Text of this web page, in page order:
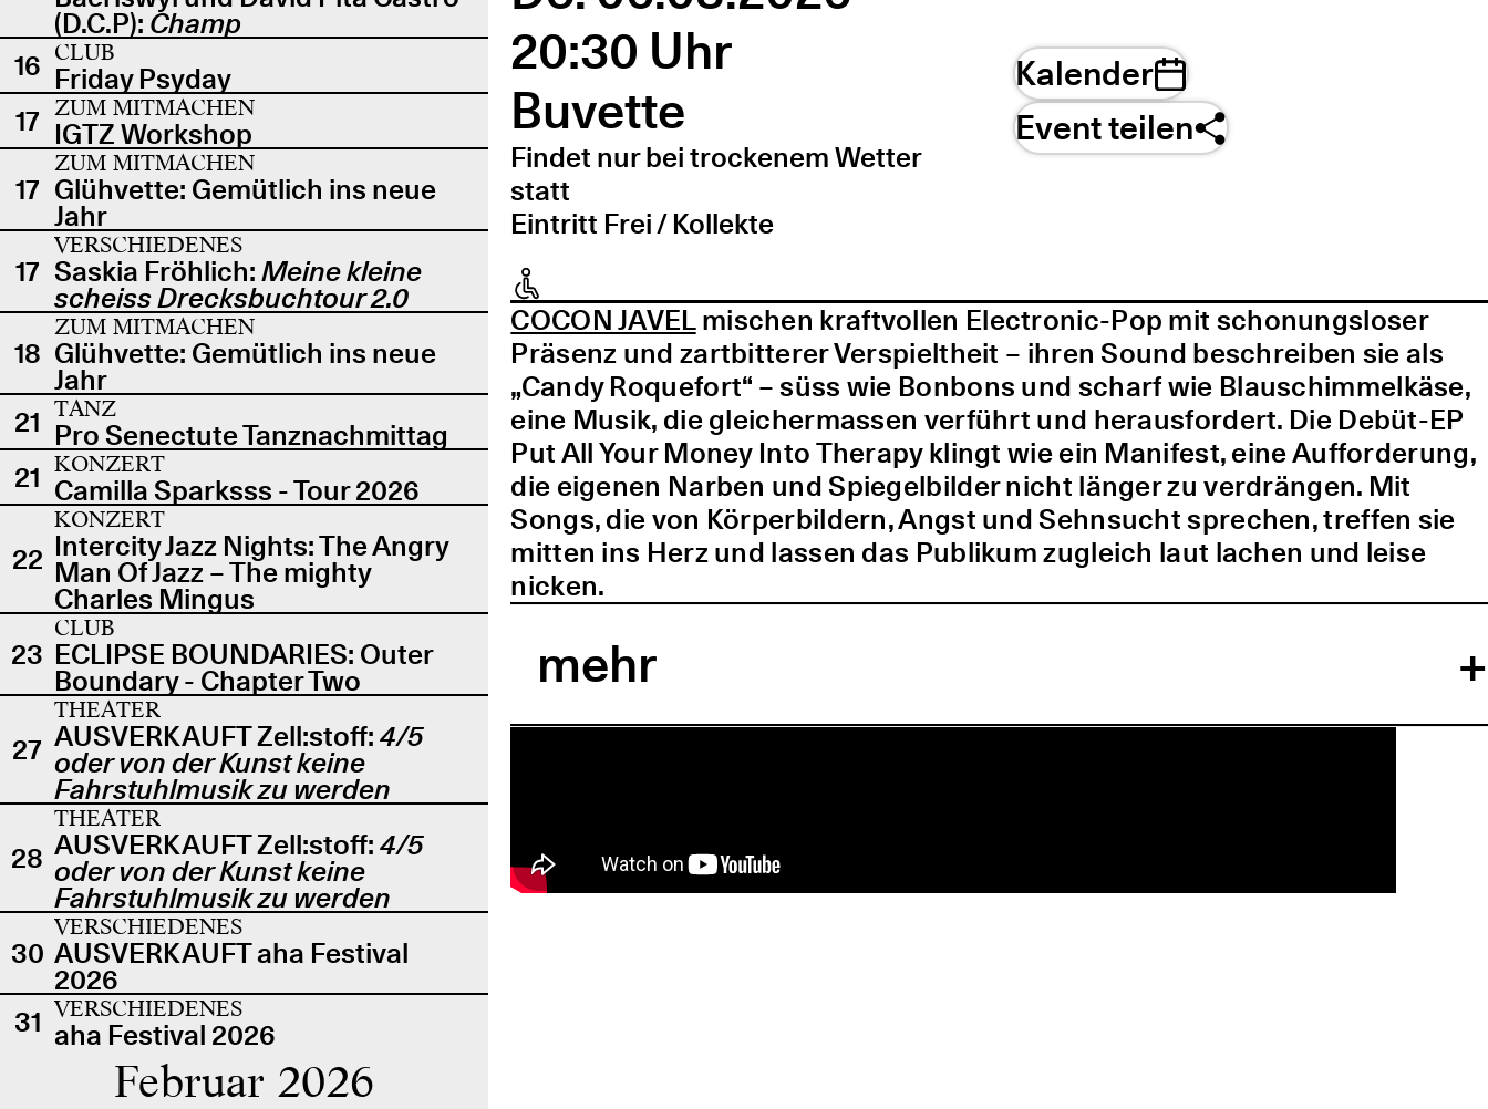
(D.C.P): Champ
16 CLUB
Friday Psyday
17 ZUM MITMACHEN
IGTZ Workshop
17
ZUM MITMACHEN
Glühvette: Gemütlich ins neue
Jahr
17
VERSCHIEDENES
Saskia Fröhlich: Meine kleine
scheiss Drecksbuchtour 2.0
18
ZUM MITMACHEN
Glühvette: Gemütlich ins neue
Jahr
21 TANZ
Pro Senectute Tanznachmittag
21 KONZERT
Camilla Sparksss - Tour 2026
22
KONZERT
Intercity Jazz Nights: The Angry
Man Of Jazz – The mighty
Charles Mingus
23
CLUB
ECLIPSE BOUNDARIES: Outer
Boundary - Chapter Two
27
THEATER
AUSVERKAUFT Zell:stoff: 4/5
oder von der Kunst keine
Fahrstuhlmusik zu werden
28
THEATER
AUSVERKAUFT Zell:stoff: 4/5
oder von der Kunst keine
Fahrstuhlmusik zu werden
30
VERSCHIEDENES
AUSVERKAUFT aha Festival
2026
31 VERSCHIEDENES
aha Festival 2026
Februar 2026
20:30 Uhr
Buvette
Findet nur bei trockenem Wetter
statt
Eintritt Frei / Kollekte
Kalender
Event teilen
COCON JAVELmischen kraftvollen Electronic-Pop mit schonungsloser
Präsenz und zartbitterer Verspieltheit – ihren Sound beschreiben sie als
„Candy Roquefort“ – süss wie Bonbons und scharf wie Blauschimmelkäse,
eine Musik, die gleichermassen verführt und herausfordert. Die Debüt-EP
Put All Your Money Into Therapy klingt wie ein Manifest, eine Aufforderung,
die eigenen Narben und Spiegelbilder nicht länger zu verdrängen. Mit
Songs, die von Körperbildern, Angst und Sehnsucht sprechen, treffen sie
mitten ins Herz und lassen das Publikum zugleich laut lachen und leise
nicken.
mehr